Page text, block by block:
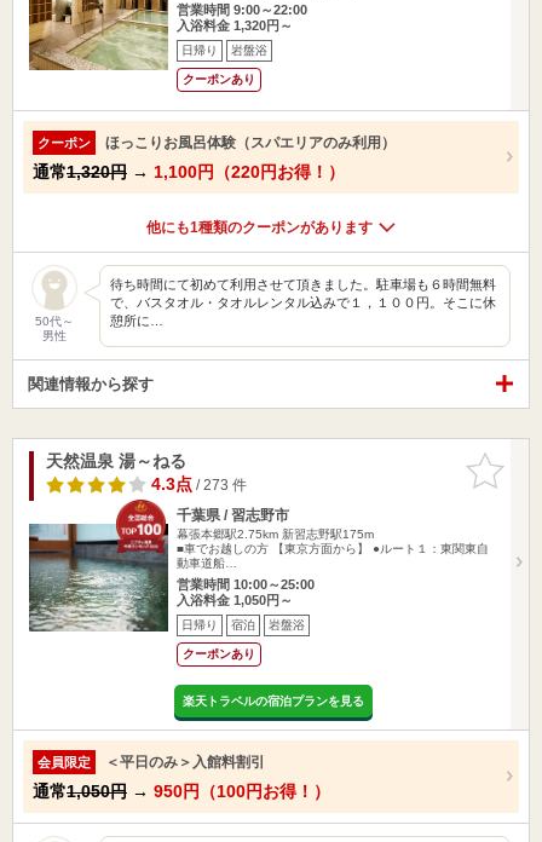
営業時間 9:00～22:00
入浴料金 1,320円～
日帰り 岩盤浴
クーポンあり
クーポン ほっこりお風呂体験（スパエリアのみ利用）
通常1,320円 → 1,100円（220円お得！）
他にも1種類のクーポンがあります
50代～
男性
待ち時間にて初めて利用させて頂きました。駐車場も６時間無料
で、バスタオル・タオルレンタル込みで１，１００円。そこに休
憩所に…
関連情報から探す
お気に入
りに追加
天然温泉 湯～ねる
4.3点/ 273 件
千葉県 / 習志野市
幕張本郷駅2.75km 新習志野駅175m
■車でお越しの方 【東京方面から】 ●ルート１：東関東自
動車道船…
営業時間 10:00～25:00
入浴料金 1,050円～
日帰り 宿泊 岩盤浴
クーポンあり
楽天トラベルの宿泊プランを見る
会員限定 ＜平日のみ＞入館料割引
通常1,050円 → 950円（100円お得！）